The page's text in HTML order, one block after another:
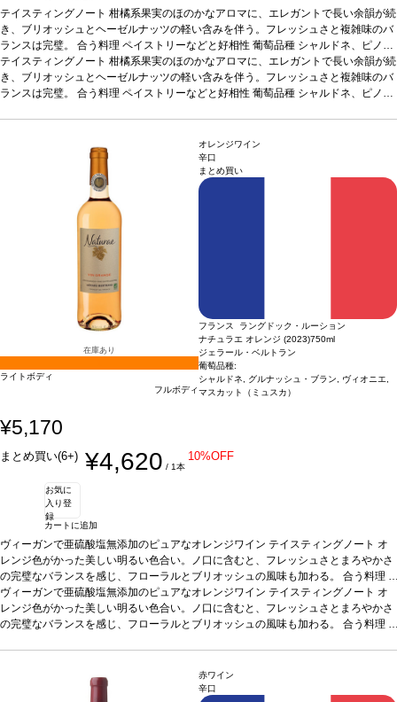
テイスティングノート 柑橘系果実のほのかなアロマに、エレガントで長い余韻が続
き、ブリオッシュとヘーゼルナッツの軽い含みを伴う。フレッシュさと複雑味のバ
ランスは完璧。 合う料理 ペイストリーなどと好相性 葡萄品種 シャルドネ、ピノ・
ノワール、グルナッシュ・ブラン認証ABオーガニック
テイスティングノート 柑橘系果実のほのかなアロマに、エレガントで長い余韻が続
き、ブリオッシュとヘーゼルナッツの軽い含みを伴う。フレッシュさと複雑味のバ
ランスは完璧。 合う料理 ペイストリーなどと好相性 葡萄品種 シャルドネ、ピノ・
在庫あり
ライトボディ
フルボディ
オレンジワイン
辛口
まとめ買い
フランス ラングドック・ルーション
ナチュラエ オレンジ (2023)750ml
ジェラール・ベルトラン
葡萄品種:
シャルドネ, グルナッシュ・ブラン, ヴィオニエ,
マスカット（ミュスカ）
¥5,170
まとめ買い(6+) ¥4,620 / 1本
10%OFF
お気に
入り登
録
カートに追加
ヴィーガンで亜硫酸塩無添加のピュアなオレンジワイン テイスティングノート オ
レンジ色がかった美しい明るい色合い。ノ口に含むと、フレッシュさとまろやかさ
の完璧なバランスを感じ、フローラルとブリオッシュの風味も加わる。 合う料理
タジン鍋の野菜、魚のシチュー、熟成チーズなどと好相性。またアペリティフにも
最適葡萄品種シャルドネ、グルナッシュ・ブラン、ヴィオニエ、マスカット認証
オーガニック認証、ヴィーガン(SO2無添加）*本ヴィンテージが在庫切れの場合、
ヴィーガンで亜硫酸塩無添加のピュアなオレンジワイン テイスティングノート オ
レンジ色がかった美しい明るい色合い。ノ口に含むと、フレッシュさとまろやかさ
の完璧なバランスを感じ、フローラルとブリオッシュの風味も加わる。 合う料理
オーガニック認証、ヴィーガン(SO2無添加）*本ヴィンテージが在庫切れの場合、
在庫があり価格が同様の場合は自動的に次のヴィンテージに変更されます、ご了承
赤ワイン
辛口